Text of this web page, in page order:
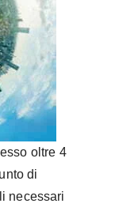
oltre 4
di
necessari